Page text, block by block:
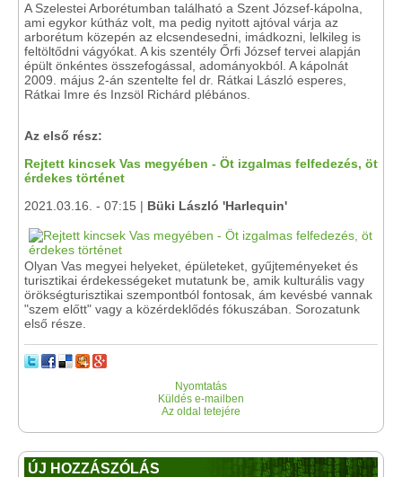
A Szelestei Arborétumban található a Szent József-kápolna,
ami egykor kútház volt, ma pedig nyitott ajtóval várja az
arborétum közepén az elcsendesedni, imádkozni, lelkileg is
feltöltődni vágyókat. A kis szentély Őrfi József tervei alapján
épült önkéntes összefogással, adományokból. A kápolnát
2009. május 2-án szentelte fel dr. Rátkai László esperes,
Rátkai Imre és Inzsöl Richárd plébános.
Az első rész:
Rejtett kincsek Vas megyében - Öt izgalmas felfedezés, öt
érdekes történet
2021.03.16. - 07:15 | Büki László 'Harlequin'
Olyan Vas megyei helyeket, épületeket, gyűjteményeket és
turisztikai érdekességeket mutatunk be, amik kulturális vagy
örökségturisztikai szempontból fontosak, ám kevésbé vannak
"szem előtt" vagy a közérdeklődés fókuszában. Sorozatunk
első része.
Nyomtatás
Küldés e-mailben
Az oldal tetejére
ÚJ HOZZÁSZÓLÁS